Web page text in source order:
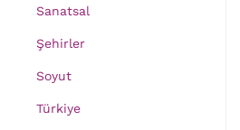
Sanatsal
Şehirler
Soyut
Türkiye